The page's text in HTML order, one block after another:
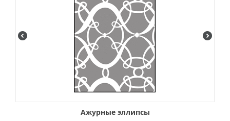
Ажурные эллипсы